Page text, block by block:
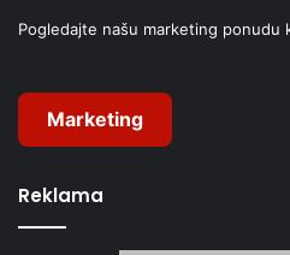
Pogledajte našu marketing ponudu
Marketing
Reklama